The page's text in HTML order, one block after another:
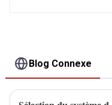
Blog Connexe